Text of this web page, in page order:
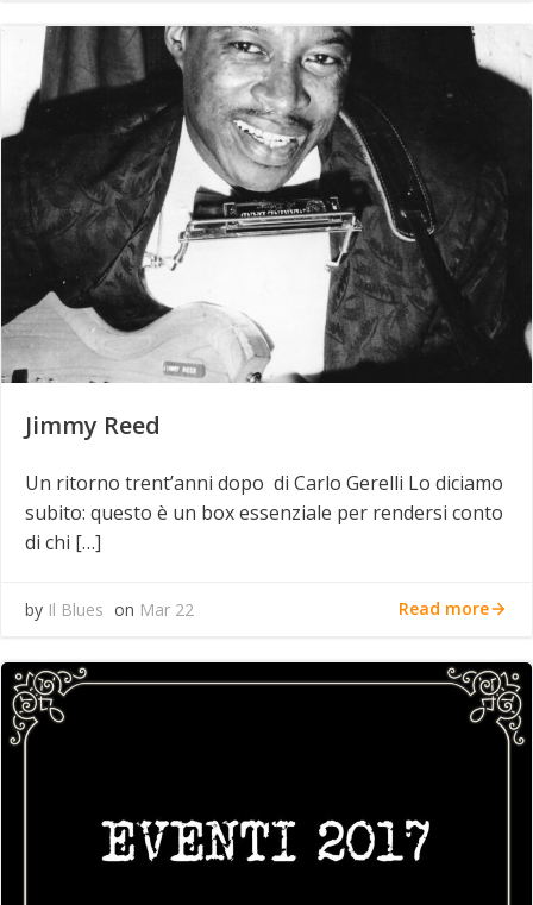
Jimmy Reed
Un ritorno trent’anni dopo di Carlo Gerelli Lo diciamo
subito: questo è un box essenziale per rendersi conto
di chi […]
by Il Blues on Mar 22 Read more